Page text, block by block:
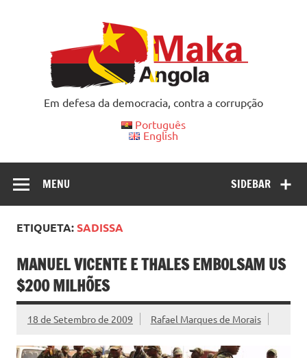
Em defesa da democracia, contra a corrupção
Português
English
SIDEBAR
MENU
ETIQUETA:SADISSA
MANUEL VICENTE E THALES EMBOLSAM US
$200 MILHÕES
18 de Setembro de 2009 Rafael Marques de Morais